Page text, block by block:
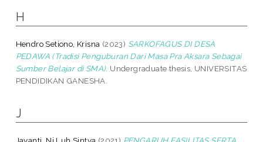
H
Hendro Setiono, Krisna (2023) SARKOFAGUS DI DESA
PEDAWA (Tradisi Penguburan Dari Masa Pra Aksara Sebagai
Sumber Belajar di SMA). Undergraduate thesis, UNIVERSITAS
PENDIDIKAN GANESHA.
J
Jayanti, Ni Luh Sintya (2021) PENGARUH FASILITAS SERTA